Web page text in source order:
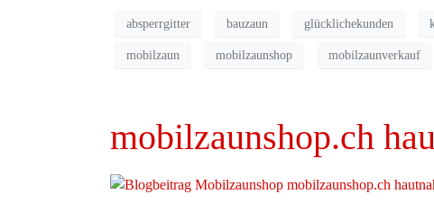
absperrgitter bauzaun glücklichekunden
mobilzaun mobilzaunshop mobilzaunverkauf
mobilzaunshop.ch